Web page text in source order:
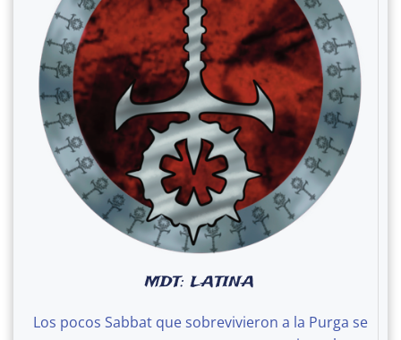
MDT: LATINA
Los pocos Sabbat que sobrevivieron a la Purga se